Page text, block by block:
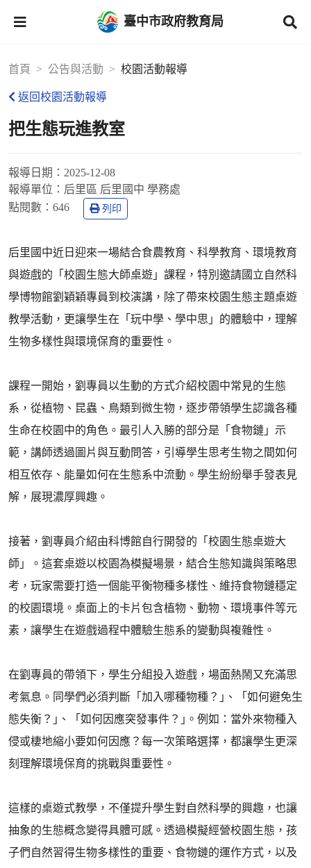
臺中市政府教育局
首頁 公告與活動 校園活動報導
返回校園活動報導
把生態玩進教室
報導日期： 2025-12-08
報導單位： 后里區 后里國中 學務處
點閱數： 646 列印
后里國中近日迎來一場結合食農教育、科學教育、環境教育
與遊戲的「校園生態大師桌遊」課程，特別邀請國立自然科
學博物館劉穎穎專員到校演講，除了帶來校園生態主題桌遊
教學活動，更讓學生在「玩中學、學中思」的體驗中，理解
生物多樣性與環境保育的重要性。
課程一開始，劉專員以生動的方式介紹校園中常見的生態
系，從植物、昆蟲、鳥類到微生物，逐步帶領學生認識各種
生命在校園中的角色。最引人入勝的部分是「食物鏈」示
範，講師透過圖片與互動問答，引導學生思考生物之間如何
相互依存、能量如何在生態系中流動。學生紛紛舉手發表見
解，展現濃厚興趣。
接著，劉專員介紹由科博館自行開發的「校園生態桌遊大
師」。這套桌遊以校園為模擬場景，結合生態知識與策略思
考，玩家需要打造一個能平衡物種多樣性、維持食物鏈穩定
的校園環境。桌面上的卡片包含植物、動物、環境事件等元
素，讓學生在遊戲過程中體驗生態系的變動與複雜性。
在劉專員的帶領下，學生分組投入遊戲，場面熱鬧又充滿思
考氣息。同學們必須判斷「加入哪種物種？｣、「如何避免生
態失衡？｣、「如何因應突發事件？｣。例如：當外來物種入
侵或棲地縮小要如何因應？每一次策略選擇，都讓學生更深
刻理解環境保育的挑戰與重要性。
這樣的桌遊式教學，不僅提升學生對自然科學的興趣，也讓
抽象的生態概念變得具體可感。透過模擬經營校園生態，孩
子們自然習得生物多樣性的重要、食物鏈的運作方式，以及